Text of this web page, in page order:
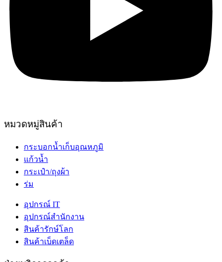
หมวดหมู่สินค้า
กระบอกน้ำเก็บอุณหภูมิ
แก้วน้ำ
กระเป๋า/ถุงผ้า
ร่ม
อุปกรณ์ IT
อุปกรณ์สำนักงาน
สินค้ารักษ์โลก
สินค้าเบ็ดเตล็ด